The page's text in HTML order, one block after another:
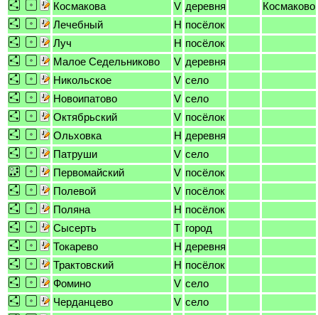
Космакова
V деревня
Космаково
Лечебный
H посёлок
Луч
H посёлок
Малое Седельниково
V деревня
Никольское
V село
Новоипатово
V село
Октябрьский
V посёлок
Ольховка
H деревня
Патруши
V село
Первомайский
V посёлок
Полевой
V посёлок
Поляна
H посёлок
Сысерть
T город
Токарево
H деревня
Трактовский
H посёлок
Фомино
V село
Черданцево
V село